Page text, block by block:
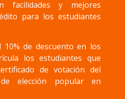
facilidades y mejores
para los estudiantes
10% de descuento en los
los estudiantes que
de votación del
elección popular en